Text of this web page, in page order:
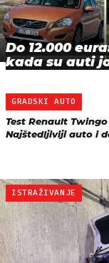
Do 12.000
kada su auti
GRADSKI AUTO
Test Renault
Najštedljiviji auto i
ISTRAŽIVANJE